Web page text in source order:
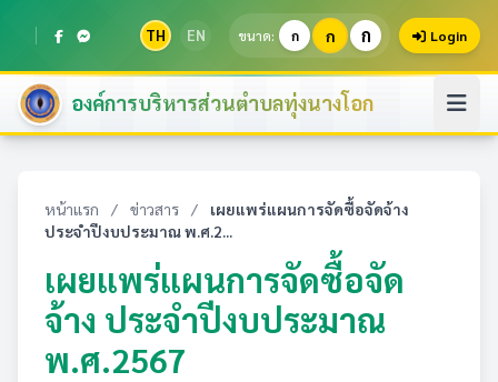
TH EN ขนาด: ก ก ก Login
องค์การบริหารส่วนตำบลทุ่งนางโอก
หน้าแรก / ข่าวสาร /
เผยแพร่แผนการจัดซื้อจัดจ้าง
ประจำปีงบประมาณ พ.ศ.2...
เผยแพร่แผนการจัดซื้อจัด
จ้าง ประจำปีงบประมาณ
พ.ศ.2567